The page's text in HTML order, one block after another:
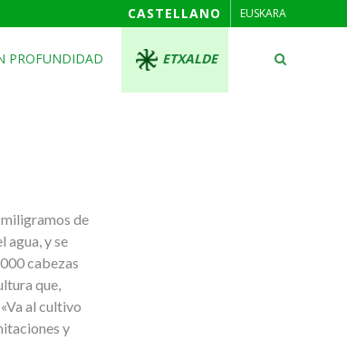
CASTELLANO EUSKARA
PROFUNDIDAD ETXALDE
de
agua, y se
cabezas
que,
al cultivo
y